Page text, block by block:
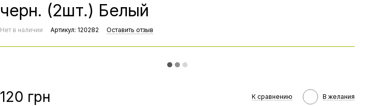
черн. (2шт.) Белый
Нет в наличии Артикул: 120282 Оставить отзыв
120 грн К сравнению В желания